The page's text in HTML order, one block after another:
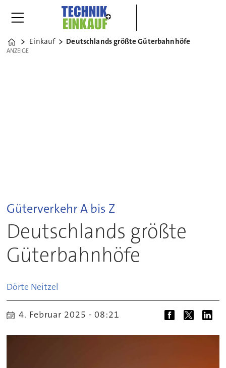
Home
Einkauf Deutschlands größte Güterbahnhöfe
ANZEIGE
ANZEIGE
Güterverkehr A bis Z
Deutschlands größte
Güterbahnhöfe
Dörte Neitzel
4. Februar 2025 - 08:21